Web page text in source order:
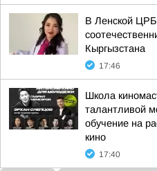
В Ленской
Кыргызстана
17:46
Школа
талантливой
обучение на
кино
17:40